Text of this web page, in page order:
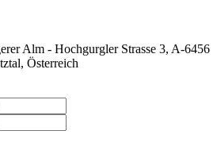
Alm - Hochgurgler Strasse 3, A-6456
Österreich